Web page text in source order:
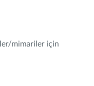
mimariler için